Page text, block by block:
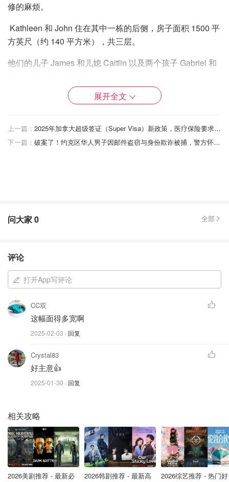
修的麻烦。
Kathleen 和 John 住在其中一栋的后侧，房子面积 1500 平
方英尺（约 140 平方米），共三层。
他们的儿子 James 和儿媳 Caitlin 以及两个孩子 Gabriel 和
另一个儿子 Patrick，音乐人兼摄影师，住在前侧的房子
哥华地下室 6 年，现在能拥有自己的房子让他感到值得。
他们的女儿拥有第四栋房子，但目前是 94 岁的外婆
“我们不想搬离熟悉的社区，也不希望孩子们住在高楼里，
每个月还得交昂贵的管理费。” Kathleen 说道。
走红 YouTube，百万网友围观
他们的故事被 来自旧金山的住房专家 Kirsten Dirksen 关
注，并拍摄成视频放上 YouTube。短短几天，播放量就突
展开全文
上一篇：
2025年加拿大超级签证（Super Visa）新政策，医疗保险要求重大更新！
下一篇：
破案了！约克区华人男子因邮件盗窃与身份欺诈被捕，警方怀疑还有更多受害者！
问大家0 全部
评论
打开App写评论
CC双
这幅面得多宽啊
2025-02-03 · 回复
Crystal83
好主意👍
2025-01-30 · 回复
相关攻略
2026美剧推荐 - 最新必
2026韩剧推荐 - 最新高
2026综艺推荐 - 热门好